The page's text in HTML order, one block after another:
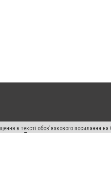
в тексті обов'язкового посилання
Порушення виняткових прав